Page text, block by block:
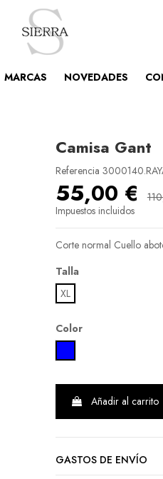
MARCAS NOVEDADES
Camisa Gant
Referencia
55,00 €
Impuestos incluidos
Corte normal Cuello
Talla
XL
Color
Añadir al carrito
GASTOS DE ENVÍO